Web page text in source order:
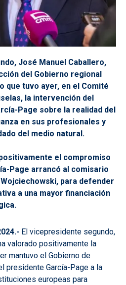
José Manuel Caballero,
del Gobierno regional
que tuvo ayer, en el Comité
la intervención del
Page sobre la realidad del
en sus profesionales y
del medio natural.
el compromiso
Page arrancó al comisario
para defender
a una mayor financiación
El vicepresidente segundo,
valorado positivamente la
mantuvo el Gobierno de
presidente García-Page a la
europeas para